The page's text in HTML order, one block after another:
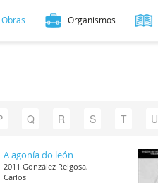
Obras Organismos
Q R S T U
A agonía do león
2011 González Reigosa,
Carlos